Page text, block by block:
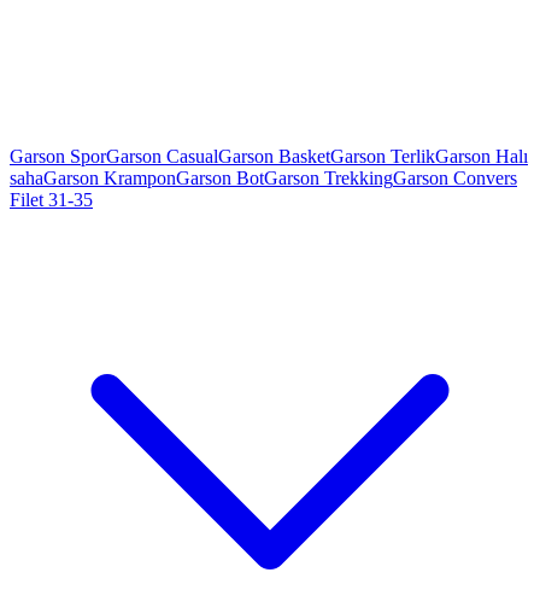
Garson SporGarson CasualGarson BasketGarson TerlikGarson Halı
sahaGarson KramponGarson BotGarson TrekkingGarson Convers
Filet 31-35